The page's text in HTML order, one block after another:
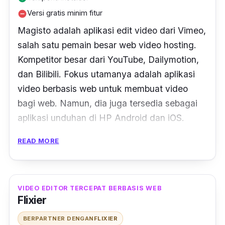
remove_circleVersi gratis minim fitur
Magisto adalah aplikasi edit video dari Vimeo,
salah satu pemain besar web video hosting.
Kompetitor besar dari YouTube, Dailymotion,
dan Bilibili. Fokus utamanya adalah aplikasi
video berbasis web untuk membuat video
bagi web. Namun, dia juga tersedia sebagai
aplikasi unduhan di HP Android dan iOS.
Pengguna bisa mencoba versi gratisnya,
juga mudah, kamu tinggallogindari website
mereka menggunakan akun Google. Setelah
masuk, kamu akan tiba di
READ MORE
VIDEO EDITOR TERCEPAT BERBASIS WEB
Flixier
BERPARTNER DENGAN FLIXIER